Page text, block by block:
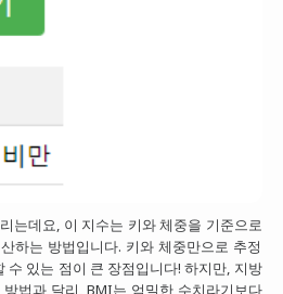
는데요, 이 지수는 키와 체중을 기준으로
하는 방법입니다. 키와 체중만으로 추정
수 있는 점이 큰 장점입니다! 하지만, 지방
법과 달리, BMI는 엄밀한 수치라기보다